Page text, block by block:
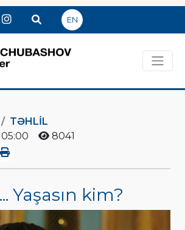
EN
TƏHLİL
05:00
8041
Yaşasın kim?